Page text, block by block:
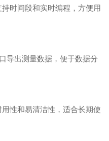
时间段和实时编程，方便用
导出测量数据，便于数据分
性和易清洁性，适合长期使